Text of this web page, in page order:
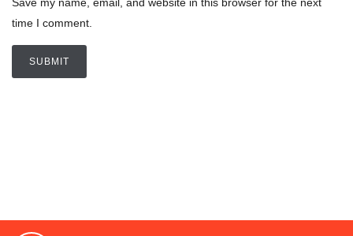
time I comment.